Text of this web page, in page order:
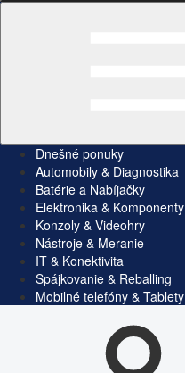
Dnešné ponuky
Automobily & Diagnostika
Batérie a Nabíjačky
Elektronika & Komponenty
Konzoly & Videohry
Nástroje & Meranie
IT & Konektivita
Spájkovanie & Reballing
Mobilné telefóny & Tablety